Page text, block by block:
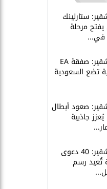
ستارلينك
يفتح مرحلة
في...
سامر شقير: صفقة EA
تضع السعودية
صعود أبطال
يُعزز جاذبية
سامر شقير: 40 دعوى
تُعيد رسم